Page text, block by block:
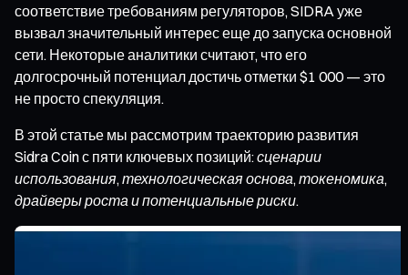
соответствие требованиям регуляторов, SIDRA уже
вызвал значительный интерес еще до запуска основной
сети. Некоторые аналитики считают, что его
долгосрочный потенциал достичь отметки $1 000 — это
не просто спекуляция.
В этой статье мы рассмотрим траекторию развития
Sidra Coin с пяти ключевых позиций:сценарии
использования, технологическая основа, токеномика,
драйверы роста и потенциальные риски.